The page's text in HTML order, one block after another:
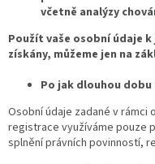
včetně analýzy
Použít vaše osobní údaje
získány, můžeme jen na
Po jak dlouhou dobu
Osobní údaje zadané v rámci
registrace využíváme pouze
splnění právních povinností,